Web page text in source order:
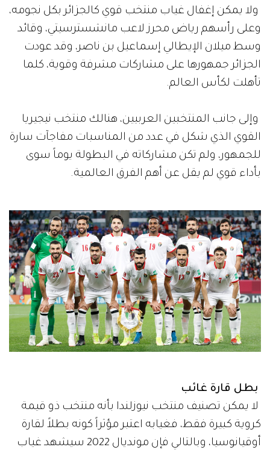
ولا يمكن إغفال غياب منتخب قوي كالجزائر بكل نجومه،
وعلى رأسهم رياض محرز لاعب مانشسترسيتي، وقائد
وسط ميلان الإيطالي إسماعيل بن ناصر، وقد عودت
الجزائر جمهورها على مشاركات مشرفة وقوية، كلما
تأهلت لكأس العالم.
وإلى جانب المنتخبين العربيين، هنالك منتخب نيجيريا
القوي الذي شكل في عدد من المناسبات مفاجآت سارة
للجمهور، ولم تكن مشاركاته في البطولة يوماً سوى
بأداء قوي لم يقل عن أهم الفرق العالمية.
بطل قارة غائب
لا يمكن تصنيف منتخب نيوزلندا بأنه منتخب ذو قيمة
كروية كبيرة فقط، فغيابه اعتبر مؤثراً كونه بطلاً لقارة
أوقيانوسيا، وبالتالي فإن مونديال 2022 سيشهد غياب